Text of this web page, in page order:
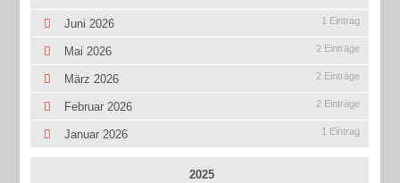
Juni 2026 1 Eintrag
Mai 2026 2 Einträge
März 2026 2 Einträge
Februar 2026 2 Einträge
Januar 2026 1 Eintrag
2025